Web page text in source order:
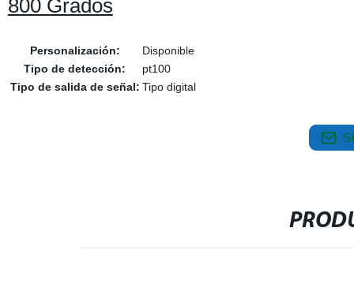
800 Grados
Personalización:
Disponible
Tipo de detección:
pt100
Tipo de salida de señal: Tipo digital